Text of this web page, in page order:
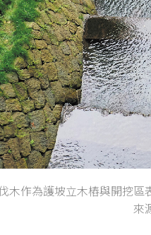
木作為護坡立木樁與開挖
來